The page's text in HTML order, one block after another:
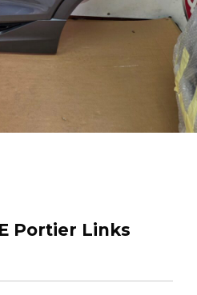
Portier Links